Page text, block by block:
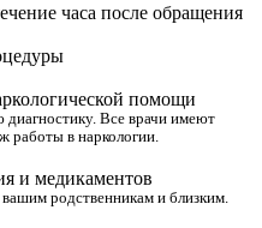
часа после обращения
помощи
Все врачи имеют
работы в наркологии.
и медикаментов
родственникам и близким.